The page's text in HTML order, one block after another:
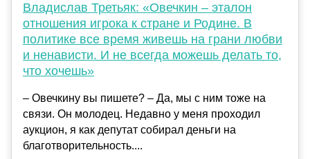
Владислав Третьяк: «Овечкин – эталон
отношения игрока к стране и Родине. В
политике все время живешь на грани любви
и ненависти. И не всегда можешь делать то,
что хочешь»
– Овечкину вы пишете? – Да, мы с ним тоже на
связи. Он молодец. Недавно у меня проходил
аукцион, я как депутат собирал деньги на
благотворительность....